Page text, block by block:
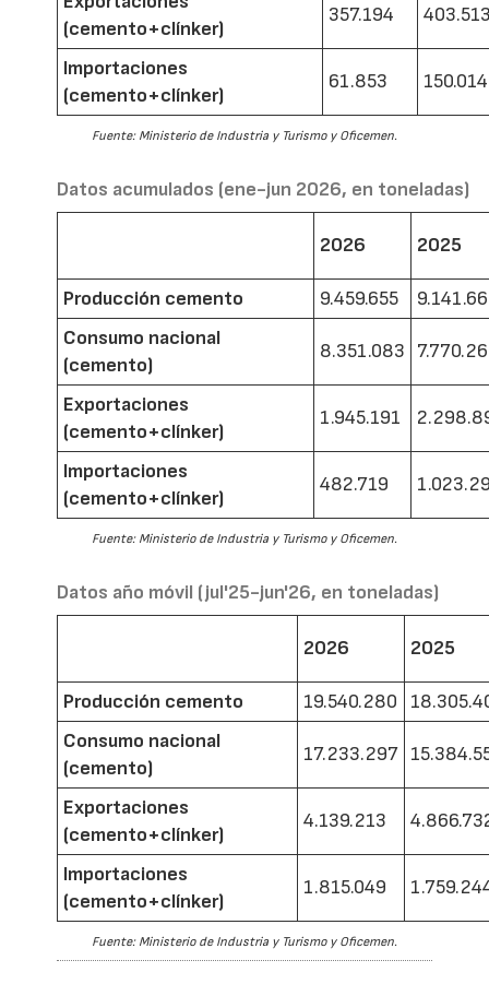
(cemento+clínker)
357.194
Importaciones
(cemento+clínker)
61.853 150.014
Fuente: Ministerio de Industria y Turismo y Oficemen.
Datos acumulados (ene-jun 2026, en toneladas)
2026 2025
Producción cemento 9.459.655
Consumo nacional
(cemento)
8.351.083
Exportaciones
(cemento+clínker)
1.945.191
Importaciones
(cemento+clínker)
482.719
Fuente: Ministerio de Industria y Turismo y Oficemen.
Datos año móvil (jul'25-jun'26, en toneladas)
2026 2025
Producción cemento 19.540.280
Consumo nacional
(cemento)
17.233.297
Exportaciones
(cemento+clínker)
4.139.213
Importaciones
(cemento+clínker)
1.815.049
Fuente: Ministerio de Industria y Turismo y Oficemen.